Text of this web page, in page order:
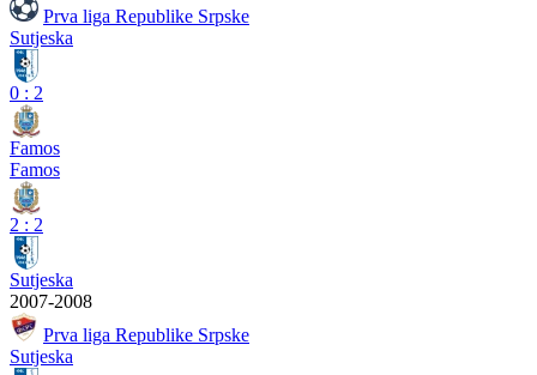
Prva liga Republike Srpske
Sutjeska
0 : 2
Famos
Famos
2 : 2
Sutjeska
2007-2008
Prva liga Republike Srpske
Sutjeska